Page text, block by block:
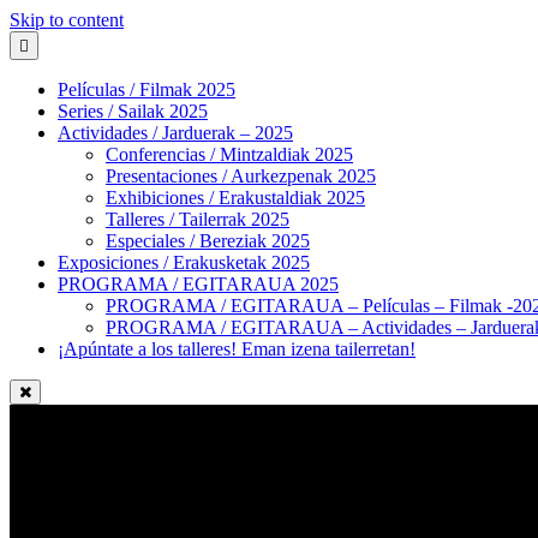
Skip to content
Películas / Filmak 2025
Series / Sailak 2025
Actividades / Jarduerak – 2025
Conferencias / Mintzaldiak 2025
Presentaciones / Aurkezpenak 2025
Exhibiciones / Erakustaldiak 2025
Talleres / Tailerrak 2025
Especiales / Bereziak 2025
Exposiciones / Erakusketak 2025
PROGRAMA / EGITARAUA 2025
PROGRAMA / EGITARAUA – Películas – Filmak -
PROGRAMA / EGITARAUA – Actividades –
¡Apúntate a los talleres! Eman izena tailerretan!